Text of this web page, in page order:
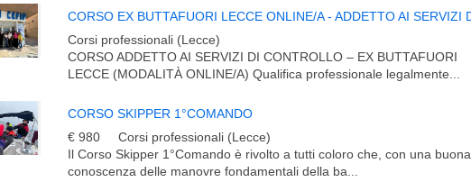
Corsi professionali (Lecce)
CORSO ADDETTO AI SERVIZI DI CONTROLLO – EX BUTTAFUORI
LECCE (MODALITÀ ONLINE/A) Qualifica professionale legalmente...
CORSO SKIPPER 1°COMANDO
€ 980
Corsi professionali (Lecce)
Il Corso Skipper 1°Comando è rivolto a tutti coloro che, con una buona
conoscenza delle manovre fondamentali della ba...